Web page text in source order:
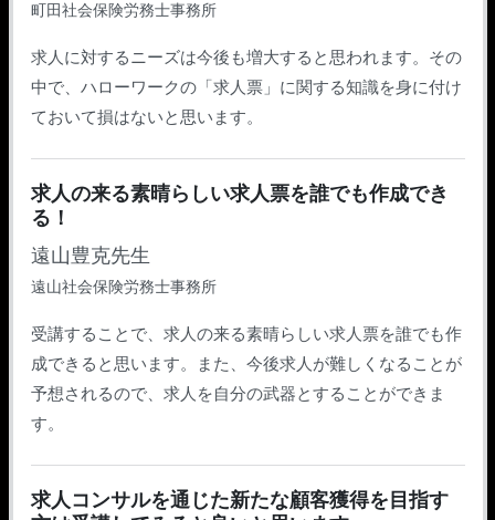
町田社会保険労務士事務所
求人に対するニーズは今後も増大すると思われます。その
中で、ハローワークの「求人票」に関する知識を身に付け
ておいて損はないと思います。
求人の来る素晴らしい求人票を誰でも作成でき
る！
遠山豊克先生
遠山社会保険労務士事務所
受講することで、求人の来る素晴らしい求人票を誰でも作
成できると思います。また、今後求人が難しくなることが
予想されるので、求人を自分の武器とすることができま
す。
求人コンサルを通じた新たな顧客獲得を目指す